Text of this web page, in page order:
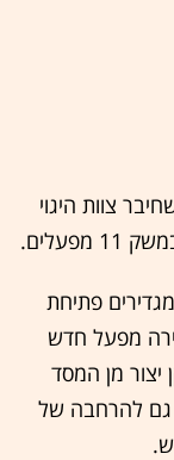
צוות היגוי
פתיחת
מפעל חדש
מן המסד
גם להרחבה של